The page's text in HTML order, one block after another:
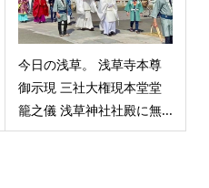
今日の浅草。 浅草寺本尊
御示現 三社大権現本堂堂
籠之儀 浅草神社社殿に無...